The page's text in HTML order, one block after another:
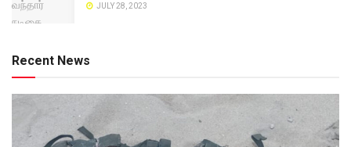
JULY 28, 2023
Recent News